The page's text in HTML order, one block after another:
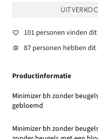
101 personen vinden
87 personen hebben
Productinformatie
Minimizer bh zonder
gebloemd
Minimizer bh zonder